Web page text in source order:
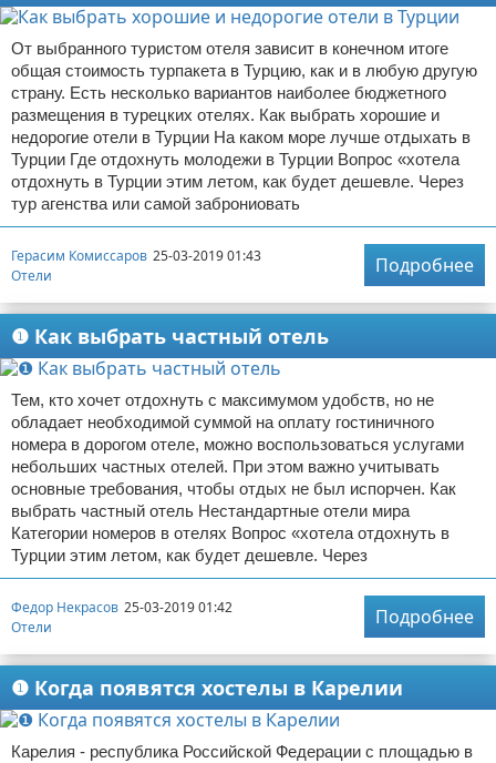
От выбранного туристом отеля зависит в конечном итоге
общая стоимость турпакета в Турцию, как и в любую другую
страну. Есть несколько вариантов наиболее бюджетного
размещения в турецких отелях. Как выбрать хорошие и
недорогие отели в Турции На каком море лучше отдыхать в
Турции Где отдохнуть молодежи в Турции Вопрос «хотела
отдохнуть в Турции этим летом, как будет дешевле. Через
тур агенства или самой заброниовать
Герасим Комиссаров 25-03-2019 01:43
Отели
Подробнее
❶ Как выбрать частный отель
Тем, кто хочет отдохнуть с максимумом удобств, но не
обладает необходимой суммой на оплату гостиничного
номера в дорогом отеле, можно воспользоваться услугами
небольших частных отелей. При этом важно учитывать
основные требования, чтобы отдых не был испорчен. Как
выбрать частный отель Нестандартные отели мира
Категории номеров в отелях Вопрос «хотела отдохнуть в
Турции этим летом, как будет дешевле. Через
Федор Некрасов 25-03-2019 01:42
Отели
Подробнее
❶ Когда появятся хостелы в Карелии
Карелия - республика Российской Федерации с площадью в